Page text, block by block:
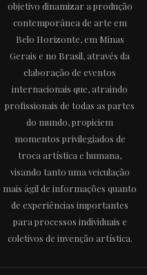
objetivo dinamizar a produção
contemporânea de arte em
Belo Horizonte, em Minas
Gerais e no Brasil, através da
elaboração de eventos
internacionais que, atraindo
profissionais de todas as partes
do mundo, propiciem
momentos privilegiados de
troca artística e humana,
visando tanto uma veiculação
mais ágil de informações quanto
de experiências importantes
para processos individuais e
coletivos de invenção artística.